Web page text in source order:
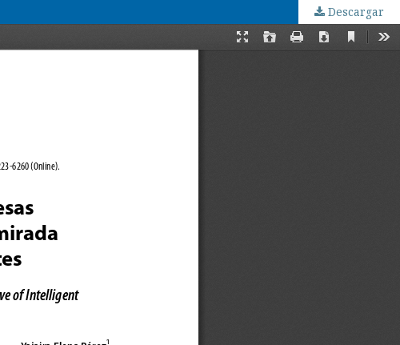
Descargar